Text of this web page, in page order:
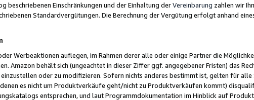
beschriebenen Einschränkungen und der Einhaltung derVereinbarung zahlen wir
Standardvergütungen. Die Berechnung der Vergütung erfolgt anhand
Werbeaktionen auflegen, im Rahmen derer alle oder einige Partner die
Amazon behält sich (ungeachtet in dieser Ziffer ggf. angegebener Fristen) das
oder zu modifizieren. Sofern nichts anderes bestimmt ist, gelten für
es nicht um Produktverkäufe geht/nicht zu Produktverkäufen kommt)
entsprechen, und laut Programmdokumentation im Hinblick auf